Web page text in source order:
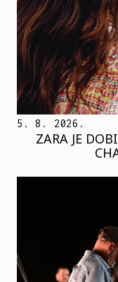
5. 8. 2026.
ZARA JE